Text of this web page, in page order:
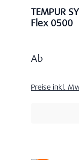
TEMPUR
Flex 0500
Regulärer
Ab
Preise inkl.